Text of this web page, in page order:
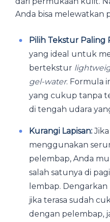
Anda bisa melewatkan
Pilih Tekstur Paling
yang ideal untuk
bertekstur
gel-water. Formula
yang cukup tanpa
di tengah udara
Kurangi Lapisan:
menggunakan
pelembap, Anda
salah satunya di
lembap.
jika terasa sudah
dengan pelembap,